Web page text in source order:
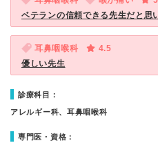
ベテランの信頼できる先生だと思
耳鼻咽喉科
4.5
優しい先生
診療科目：
アレルギー科、耳鼻咽喉科
専門医・資格：